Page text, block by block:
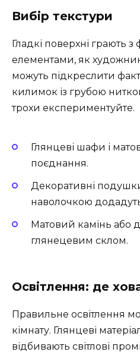
Вибір текстури
Гладкі поверхні грають
елементами, як
можуть підкреслити
килимок із грубою
трохи експериментуйте.
Глянцеві шафи і
поєднання.
Декоративні
наволочкою
Матовий камінь або
глянецевим склом.
Освітлення: де
Правильне освітлення
кімнату. Глянцеві
відбивають світлові